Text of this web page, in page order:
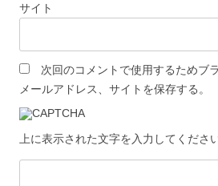
サイト
次回のコメントで使用するためブ
メールアドレス、サイトを保存する。
上に表示された文字を入力してください